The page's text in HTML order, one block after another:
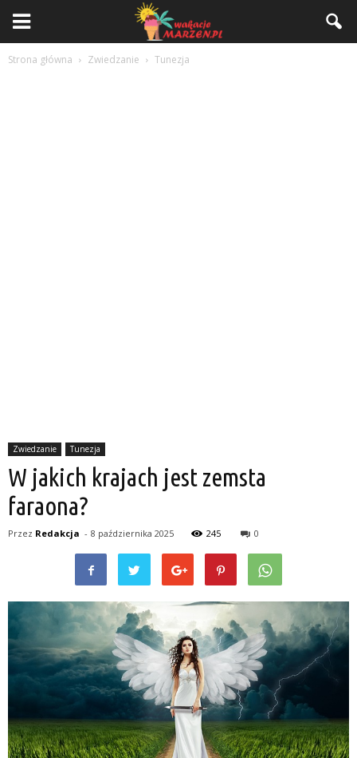
Strona główna Zwiedzanie Tunezja
Zwiedzanie Tunezja
W jakich krajach jest zemsta
faraona?
Przez Redakcja - 8 października 2025 245 0